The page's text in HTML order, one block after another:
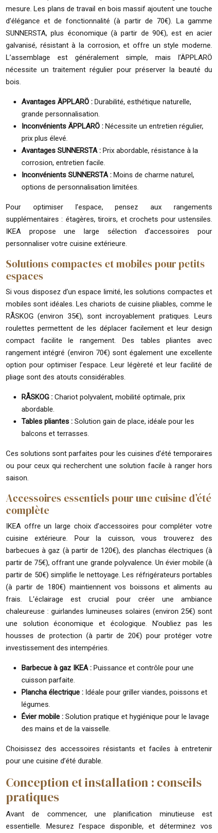
mesure. Les plans de travail en bois massif ajoutent une touche
d’élégance et de fonctionnalité (à partir de 70€). La gamme
SUNNERSTA, plus économique (à partir de 90€), est en acier
galvanisé, résistant à la corrosion, et offre un style moderne.
L’assemblage est généralement simple, mais l’ÄPPLARÖ
nécessite un traitement régulier pour préserver la beauté du
bois.
Avantages ÄPPLARÖ : Durabilité, esthétique naturelle,
grande personnalisation.
Inconvénients ÄPPLARÖ : Nécessite un entretien régulier,
prix plus élevé.
Avantages SUNNERSTA : Prix abordable, résistance à la
corrosion, entretien facile.
Inconvénients SUNNERSTA : Moins de charme naturel,
options de personnalisation limitées.
Pour optimiser l’espace, pensez aux rangements
supplémentaires : étagères, tiroirs, et crochets pour ustensiles.
IKEA propose une large sélection d’accessoires pour
personnaliser votre cuisine extérieure.
Solutions compactes et mobiles pour petits
espaces
Si vous disposez d’un espace limité, les solutions compactes et
mobiles sont idéales. Les chariots de cuisine pliables, comme le
RÅSKOG (environ 35€), sont incroyablement pratiques. Leurs
roulettes permettent de les déplacer facilement et leur design
compact facilite le rangement. Des tables pliantes avec
rangement intégré (environ 70€) sont également une excellente
option pour optimiser l’espace. Leur légèreté et leur facilité de
pliage sont des atouts considérables.
RÅSKOG : Chariot polyvalent, mobilité optimale, prix
abordable.
Tables pliantes : Solution gain de place, idéale pour les
balcons et terrasses.
Ces solutions sont parfaites pour les cuisines d’été temporaires
ou pour ceux qui recherchent une solution facile à ranger hors
saison.
Accessoires essentiels pour une cuisine d’été
complète
IKEA offre un large choix d’accessoires pour compléter votre
cuisine extérieure. Pour la cuisson, vous trouverez des
barbecues à gaz (à partir de 120€), des planchas électriques (à
partir de 75€), offrant une grande polyvalence. Un évier mobile (à
partir de 50€) simplifie le nettoyage. Les réfrigérateurs portables
(à partir de 180€) maintiennent vos boissons et aliments au
frais. L’éclairage est crucial pour créer une ambiance
chaleureuse : guirlandes lumineuses solaires (environ 25€) sont
une solution économique et écologique. N’oubliez pas les
housses de protection (à partir de 20€) pour protéger votre
investissement des intempéries.
Barbecue à gaz IKEA : Puissance et contrôle pour une
cuisson parfaite.
Plancha électrique : Idéale pour griller viandes, poissons et
légumes.
Évier mobile : Solution pratique et hygiénique pour le lavage
des mains et de la vaisselle.
Choisissez des accessoires résistants et faciles à entretenir
pour une cuisine d’été durable.
Conception et installation : conseils
pratiques
Avant de commencer, une planification minutieuse est
essentielle. Mesurez l’espace disponible, et déterminez vos